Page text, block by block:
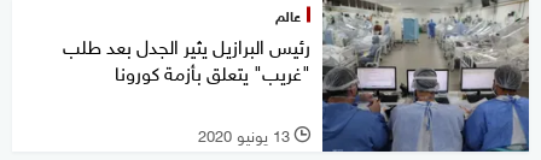
عالم
رئيس البرازيل يثير الجدل بعد طلب
"غريب" يتعلق بأزمة كورونا
l 13 يونيو 2020